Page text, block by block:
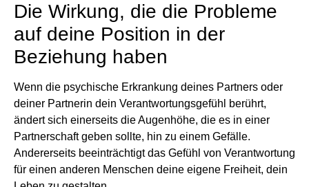
Die Wirkung, die die Probleme
auf deine Position in der
Beziehung haben
Wenn die psychische Erkrankung deines Partners oder
deiner Partnerin dein Verantwortungsgefühl berührt,
ändert sich einerseits die Augenhöhe, die es in einer
Partnerschaft geben sollte, hin zu einem Gefälle.
Andererseits beeinträchtigt das Gefühl von Verantwortung
für einen anderen Menschen deine eigene Freiheit, dein